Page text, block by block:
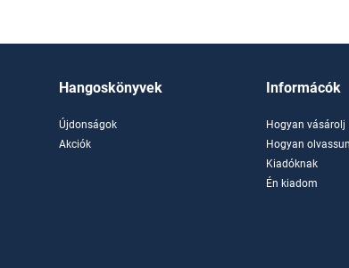
Hangoskönyvek
Újdonságok
Akciók
Informácók
Hogyan vásárolj
Hogyan
Kiadóknak
Én kiadom